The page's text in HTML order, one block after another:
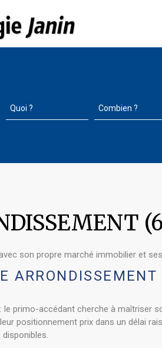
son propre marché immobilier et
le primo-accédant cherche à maîtriser
positionnement prix dans un délai